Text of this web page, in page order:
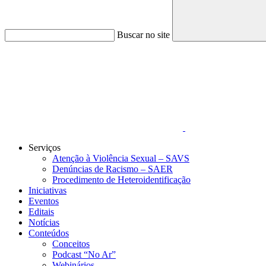
Buscar no site
Serviços
Atenção à Violência Sexual – SAVS
Denúncias de Racismo – SAER
Procedimento de Heteroidentificação
Iniciativas
Eventos
Editais
Notícias
Conteúdos
Conceitos
Podcast “No Ar”